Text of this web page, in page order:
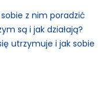
z nim poradzić
są i jak działają?
utrzymuje i jak sobie